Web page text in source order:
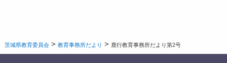
茨城県教育委員会 >教育事務所だより > 鹿行教育事務所だより第2号